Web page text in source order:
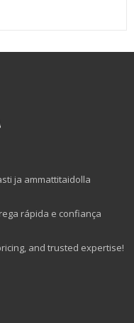
ja ammattitaidolla
rápida e confiança
and trusted expertise!